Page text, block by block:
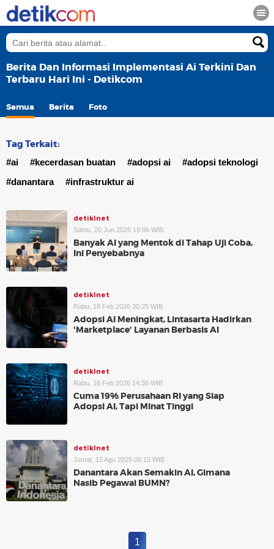
Berita Dan Informasi Implementasi Ai Terkini Dan
Terbaru Hari Ini - Detikcom
Semua Berita Foto
Tag Terkait:
#ai #kecerdasan buatan #adopsi ai
#adopsi teknologi
#danantara
#infrastruktur ai
detikInet
Sabtu, 20 Jun 2026 19:06 WIB
Banyak AI yang Mentok di Tahap Uji Coba,
Ini Penyebabnya
detikInet
Rabu, 18 Feb 2026 20:25 WIB
Adopsi AI Meningkat, Lintasarta Hadirkan
'Marketplace' Layanan Berbasis AI
detikInet
Rabu, 18 Feb 2026 14:36 WIB
Cuma 19% Perusahaan RI yang Siap
Adopsi AI, Tapi Minat Tinggi
detikInet
Jumat, 15 Agu 2025 06:15 WIB
Danantara Akan Semakin AI, Gimana
Nasib Pegawai BUMN?
1